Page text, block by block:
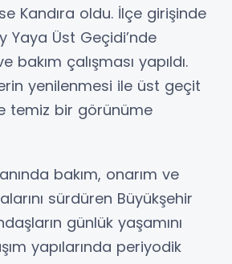
Kandıra oldu. İlçe girişinde
Yaya Üst Geçidi’nde
bakım çalışması yapıldı.
yenilenmesi ile üst geçit
temiz bir görünüme
bakım, onarım ve
sürdüren Büyükşehir
günlük yaşamını
yapılarında periyodik